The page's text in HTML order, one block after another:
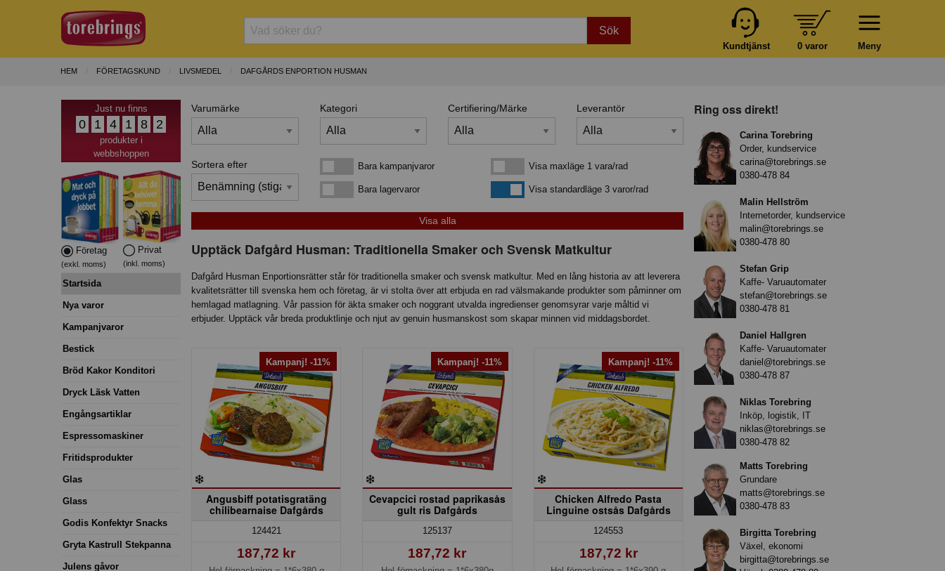
Sök
Meny
0 varor
Kundtjänst
HEM FÖRETAGSKUND LIVSMEDEL DAFGÅRDS ENPORTION HUSMAN
Just nu finns
0 1 4 1 8 2
produkter i
webbshoppen
Företag
(exkl. moms)
Privat
(inkl. moms)
Startsida
Nya varor
Kampanjvaror
Bestick
Bröd Kakor Konditori
Dryck Läsk Vatten
Engångsartiklar
Espressomaskiner
Fritidsprodukter
Glas
Glass
Godis Konfektyr Snacks
Gryta Kastrull Stekpanna
Julens gåvor
Varumärke Kategori Certifiering/Märke Leverantör
Sortera efter Bara kampanjvarorBara kampanjvaror
Bara lagervarorBara lagervaror
Visa maxläge 1 vara/rad
Visa maxläge 1 vara/rad
Visa standardlägeVisa standardläge 3 varor/rad
Upptäck Dafgård Husman: Traditionella Smaker och Svensk Matkultur
Dafgård Husman Enportionsrätter står för traditionella smaker och svensk matkultur. Med en lång historia av att leverera
kvalitetsrätter till svenska hem och företag, är vi stolta över att erbjuda en rad välsmakande produkter som påminner om
hemlagad matlagning. Vår passion för äkta smaker och noggrant utvalda ingredienser genomsyrar varje måltid vi
erbjuder. Upptäck vår breda produktlinje och njut av genuin husmanskost som skapar minnen vid middagsbordet.
Kampanj! -11%
Angusbiff potatisgratäng
chilibearnaise Dafgårds
124421
187,72 kr
Kampanj! -11%
Cevapcici rostad paprikasås
gult ris Dafgårds
125137
187,72 kr
Kampanj! -11%
Chicken Alfredo Pasta
Linguine ostsås Dafgårds
124553
187,72 kr
Ring oss direkt!
Carina Torebring
Order, kundservice
carina@torebrings.se
0380-478 84
Malin Hellström
Internetorder, kundservice
malin@torebrings.se
0380-478 80
Stefan Grip
Kaffe- Varuautomater
stefan@torebrings.se
0380-478 81
Daniel Hallgren
Kaffe- Varuautomater
daniel@torebrings.se
0380-478 87
Niklas Torebring
Inköp, logistik, IT
niklas@torebrings.se
0380-478 82
Matts Torebring
Grundare
matts@torebrings.se
0380-478 83
Birgitta Torebring
Växel, ekonomi
birgitta@torebrings.se